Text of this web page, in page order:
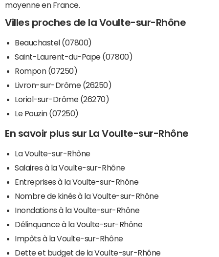
moyenne en France.
Villes proches de la Voulte-sur-Rhône
Beauchastel (07800)
Saint-Laurent-du-Pape (07800)
Rompon (07250)
Livron-sur-Drôme (26250)
Loriol-sur-Drôme (26270)
Le Pouzin (07250)
En savoir plus sur La Voulte-sur-Rhône
La Voulte-sur-Rhône
Salaires à la Voulte-sur-Rhône
Entreprises à la Voulte-sur-Rhône
Nombre de kinés à la Voulte-sur-Rhône
Inondations à la Voulte-sur-Rhône
Délinquance à la Voulte-sur-Rhône
Impôts à la Voulte-sur-Rhône
Dette et budget de la Voulte-sur-Rhône